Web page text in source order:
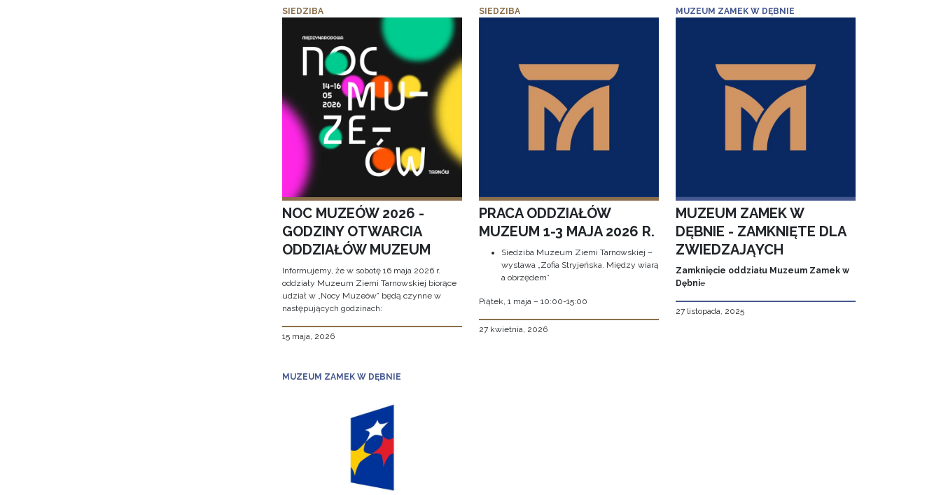
SIEDZIBA
NOC MUZEÓW 2026 -
GODZINY OTWARCIA
ODDZIAŁÓW MUZEUM
Informujemy, że w sobotę 16 maja 2026 r.
oddziały Muzeum Ziemi Tarnowskiej biorące
udział w „Nocy Muzeów” będą czynne w
następujących godzinach:
15 maja, 2026
SIEDZIBA
PRACA ODDZIAŁÓW
MUZEUM 1-3 MAJA 2026 R.
Siedziba Muzeum Ziemi Tarnowskiej –
wystawa „Zofia Stryjeńska. Między wiarą
a obrzędem”
Piątek, 1 maja – 10:00-15:00
27 kwietnia, 2026
MUZEUM ZAMEK W DĘBNIE
MUZEUM ZAMEK W
DĘBNIE - ZAMKNIĘTE DLA
ZWIEDZAJĄYCH
Zamknięcie oddziału Muzeum Zamek w
Dębnie
27 listopada, 2025
MUZEUM ZAMEK W DĘBNIE